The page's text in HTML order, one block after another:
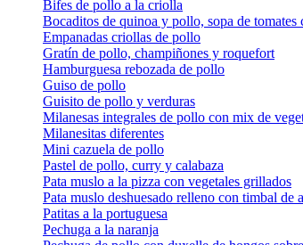
Bifes de pollo a la criolla
Bocaditos de quinoa y pollo, sopa de tomates
Empanadas criollas de pollo
Gratín de pollo, champiñones y roquefort
Hamburguesa rebozada de pollo
Guiso de pollo
Guisito de pollo y verduras
Milanesas integrales de pollo con mix de
Milanesitas diferentes
Mini cazuela de pollo
Pastel de pollo, curry y calabaza
Pata muslo a la pizza con vegetales grillados
Pata muslo deshuesado relleno con timbal de
Patitas a la portuguesa
Pechuga a la naranja